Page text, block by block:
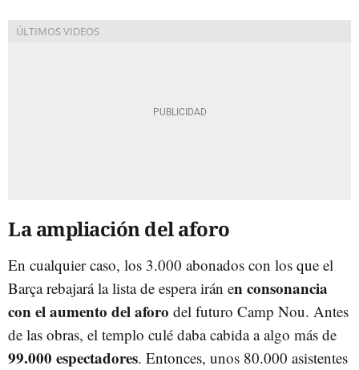
La ampliación del aforo
En cualquier caso, los 3.000 abonados con los que el
Barça rebajará la lista de espera irán en consonancia
con el aumento del aforo del futuro Camp Nou. Antes
de las obras, el templo culé daba cabida a algo más de
99.000 espectadores. Entonces, unos 80.000 asistentes